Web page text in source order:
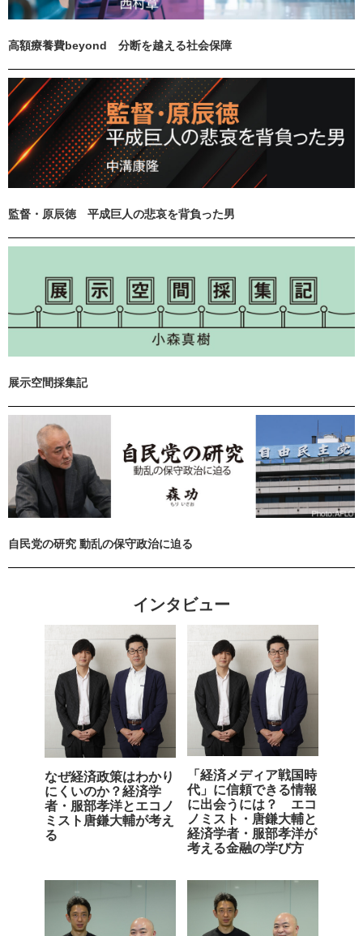
高額療養費beyond 分断を越える社会保障
監督・原辰徳 平成巨人の悲哀を背負った男
展示空間採集記
自民党の研究 動乱の保守政治に迫る
インタビュー
なぜ経済政策はわかり
にくいのか？経済学
者・服部孝洋とエコノ
ミスト唐鎌大輔が考え
る
「経済メディア戦国時
代」に信頼できる情報
に出会うには？ エコ
ノミスト・唐鎌大輔と
経済学者・服部孝洋が
考える金融の学び方